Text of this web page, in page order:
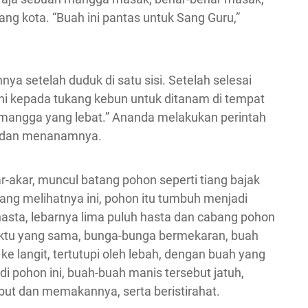
kota. “Buah ini pantas untuk Sang Guru,”
setelah duduk di satu sisi. Setelah selesai
kepada tukang kebun untuk ditanam di tempat
yang lebat.” Ananda melakukan perintah
menanamnya.
akar, muncul batang pohon seperti tiang bajak
melihatnya ini, pohon itu tumbuh menjadi
lebarnya lima puluh hasta dan cabang pohon
yang sama, bunga-bunga bermekaran, buah
langit, tertutupi oleh lebah, dengan buah yang
pohon ini, buah-buah manis tersebut jatuh,
dan memakannya, serta beristirahat.